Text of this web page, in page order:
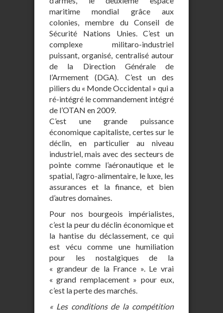
maritime mondial grâce aux
colonies, membre du Conseil de
Sécurité Nations Unies. C’est un
complexe militaro-industriel
puissant, organisé, centralisé autour
de la Direction Générale de
l’Armement (DGA). C’est un des
piliers du « Monde Occidental » qui a
ré-intégré le commandement intégré
de l’OTAN en 2009.
C’est une grande puissance
économique capitaliste, certes sur le
déclin, en particulier au niveau
industriel, mais avec des secteurs de
pointe comme l’aéronautique et le
spatial, l’agro-alimentaire, le luxe, les
assurances et la finance, et bien
d’autres domaines.
Pour nos bourgeois impérialistes,
c’est la peur du déclin économique et
la hantise du déclassement, ce qui
est vécu comme une humiliation
pour les nostalgiques de la
« grandeur de la France ». Le vrai
« grand remplacement » pour eux,
c’est la perte des marchés.
« Les conditions de la compétition